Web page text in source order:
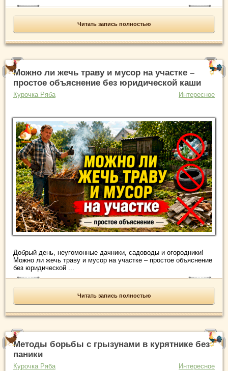
Читать запись полностью
Можно ли жечь траву и мусор на участке –
простое объяснение без юридической каши
Курочка Ряба Интересное
Добрый день, неугомонные дачники, садоводы и огородники!
Можно ли жечь траву и мусор на участке – простое объяснение
без юридической ...
Читать запись полностью
Методы борьбы с грызунами в курятнике без
паники
Курочка Ряба Интересное